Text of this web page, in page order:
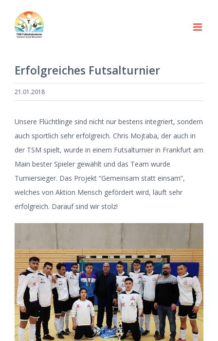
Inhalt
springen
nach:
Erfolgreiches Futsalturnier
21.01.2018
Unsere Flüchtlinge sind nicht nur bestens integriert, sondern
auch sportlich sehr erfolgreich. Chris Mojtaba, der auch in
der TSM spielt, wurde in einem Futsalturnier in Frankfurt am
Main bester Spieler gewählt und das Team wurde
Turniersieger. Das Projekt “Gemeinsam statt einsam”,
welches von Aktion Mensch gefördert wird, läuft sehr
erfolgreich. Darauf sind wir stolz!